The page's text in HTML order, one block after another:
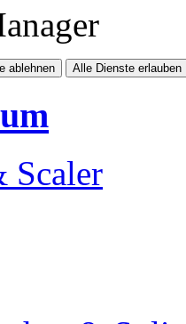
ablehnen Alle Dienste erlauben
Scaler